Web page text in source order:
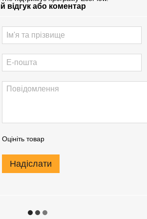
відгук або коментар
Оцініть товар
Надіслати